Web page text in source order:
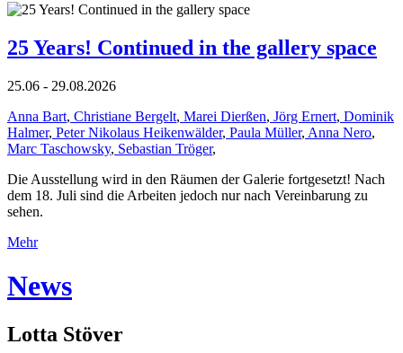
25 Years! Continued in the gallery space
25.06 - 29.08.2026
Anna Bart, Christiane Bergelt, Marei Dierßen, Jörg Ernert, Dominik
Halmer, Peter Nikolaus Heikenwälder, Paula Müller, Anna Nero,
Marc Taschowsky, Sebastian Tröger,
Die Ausstellung wird in den Räumen der Galerie fortgesetzt! Nach
dem 18. Juli sind die Arbeiten jedoch nur nach Vereinbarung zu
sehen.
Mehr
News
Lotta Stöver